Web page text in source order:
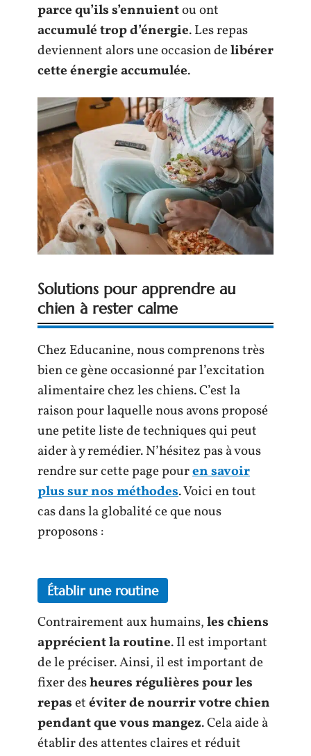
parce qu’ils s’ennuientou ont
accumulé trop d’énergie. Les repas
deviennent alors une occasion delibérer
cette énergie accumulée.
Solutions pour apprendre au
chien à rester calme
Chez Educanine, nous comprenons très
bien ce gène occasionné par l’excitation
alimentaire chez les chiens. C’est la
raison pour laquelle nous avons proposé
une petite liste de techniques qui peut
aider à y remédier. N’hésitez pas à vous
rendre sur cette page pouren savoir
plus sur nos méthodes. Voici en tout
cas dans la globalité ce que nous
proposons :
Établir une routine
Contrairement aux humains,les chiens
apprécient la routine. Il est important
de le préciser. Ainsi, il est important de
fixer desheures régulières pour les
repasetéviter de nourrir votre chien
pendant que vous mangez. Cela aide à
établir des attentes claires et réduit